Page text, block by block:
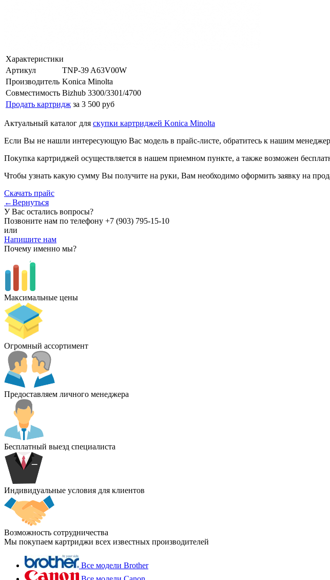
Характеристики
Артикул
TNP-39 A63V00W
Производитель Konica Minolta
Совместимость Bizhub 3300/3301/4700
Продать картридж за 3 500 руб
Актуальный каталог для скупки картриджей Konica Minolta
Если Вы не нашли интересующую Вас модель в прайс-листе, обратитесь к нашим
Покупка картриджей осуществляется в нашем приемном пункте, а также возможен
Чтобы узнать какую сумму Вы получите на руки, Вам необходимо оформить заявку на
Скачать прайс
←Вернуться
У Вас остались вопросы?
Позвоните нам по телефону +7 (903) 795-15-10
или
Напишите нам
Почему именно мы?
Максимальные цены
Огромный ассортимент
Предоставляем личного менеджера
Бесплатный выезд специалиста
Индивидуальные условия для клиентов
Возможность сотрудничества
Мы покупаем картриджи всех известных производителей
Все модели Brother